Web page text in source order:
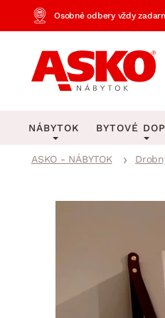
Osobné odbery vždy
NÁBYTOK
Spálňa
Pracovňa a kancelária
BYTOVÉ
Kúpeľňové predložky
ASKO - NÁBYTOK